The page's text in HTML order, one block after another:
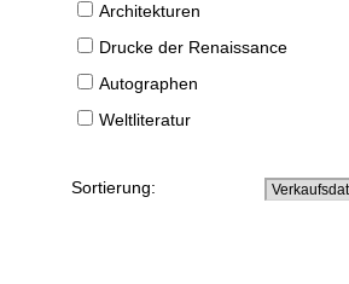
Architekturen
Drucke der Renaissance
Autographen
Weltliteratur
Sortierung: